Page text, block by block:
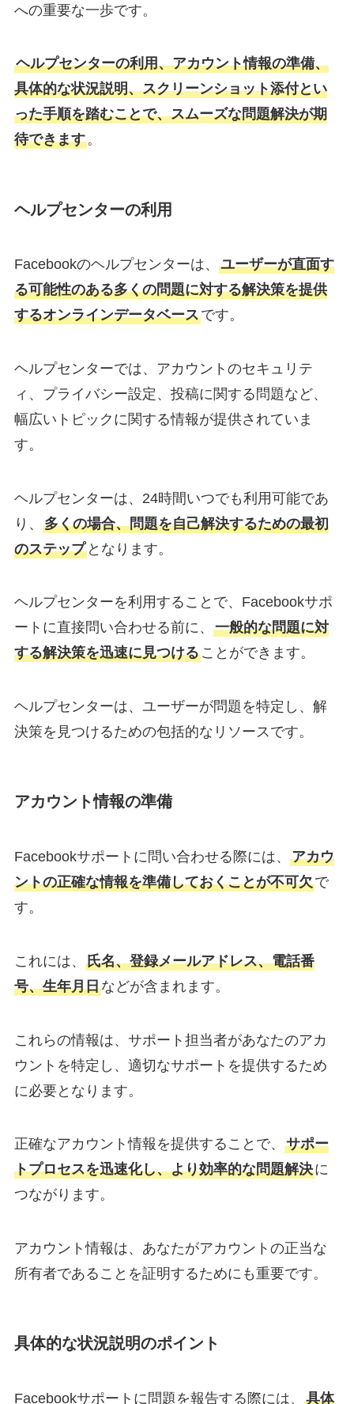
への重要な一歩です。
ヘルプセンターの利用、アカウント情報の準備、
具体的な状況説明、スクリーンショット添付とい
った手順を踏むことで、スムーズな問題解決が期
待できます。
ヘルプセンターの利用
Facebookのヘルプセンターは、 ユーザーが直面す
る可能性のある多くの問題に対する解決策を提供
するオンラインデータベースです。
ヘルプセンターでは、アカウントのセキュリテ
ィ、プライバシー設定、投稿に関する問題など、
幅広いトピックに関する情報が提供されていま
す。
ヘルプセンターは、24時間いつでも利用可能であ
り、 多くの場合、問題を自己解決するための最初
のステップとなります。
ヘルプセンターを利用することで、Facebookサポ
ートに直接問い合わせる前に、 一般的な問題に対
する解決策を迅速に見つけることができます。
ヘルプセンターは、ユーザーが問題を特定し、解
決策を見つけるための包括的なリソースです。
アカウント情報の準備
Facebookサポートに問い合わせる際には、 アカウ
ントの正確な情報を準備しておくことが不可欠で
す。
これには、 氏名、登録メールアドレス、電話番
号、生年月日などが含まれます。
これらの情報は、サポート担当者があなたのアカ
ウントを特定し、適切なサポートを提供するため
に必要となります。
正確なアカウント情報を提供することで、 サポー
トプロセスを迅速化し、より効率的な問題解決に
つながります。
アカウント情報は、あなたがアカウントの正当な
所有者であることを証明するためにも重要です。
具体的な状況説明のポイント
Facebookサポートに問題を報告する際には、 具体